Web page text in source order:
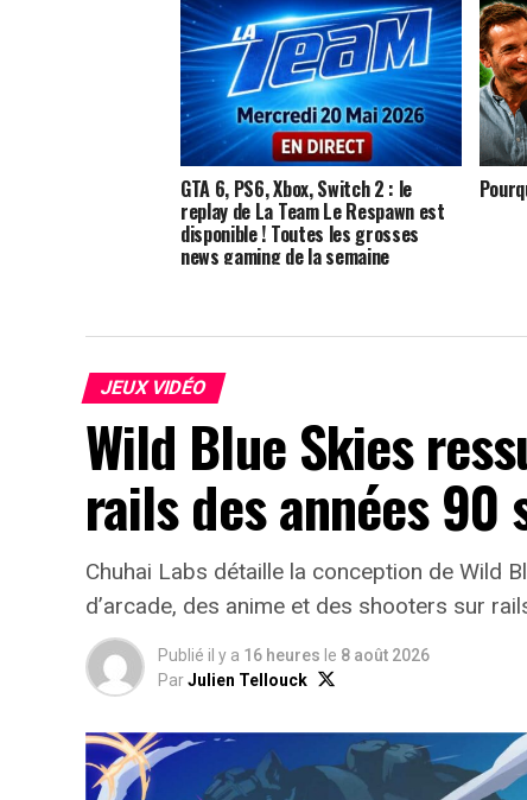
GTA 6, PS6, Xbox, Switch 2 : le
replay de La Team Le Respawn est
disponible ! Toutes les grosses
news gaming de la semaine
JEUX VIDÉO
Wild Blue Skies
rails des années 90
Chuhai Labs détaille la conception de Wild
d’arcade, des anime et des shooters sur
Publié il y a 16 heures le 8 août 2026
ParJulien Tellouck